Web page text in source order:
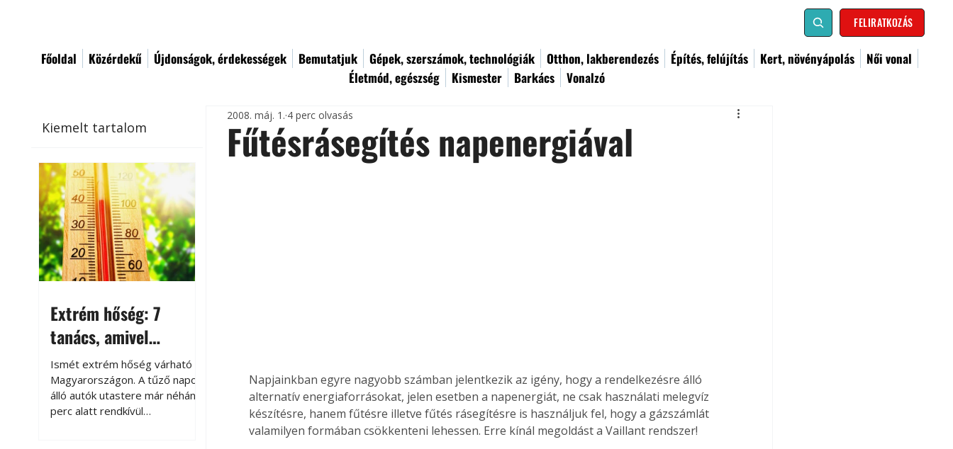
FELIRATKOZÁS
Főoldal Közérdekű Újdonságok, érdekességek Bemutatjuk Gépek, szerszámok, technológiák Otthon, lakberendezés Építés, felújítás Kert, növényápolás
Női vonal
Életmód, egészség
Kismester Barkács Vonalzó
Kiemelt tartalom
Extrém hőség: 7
tanács, amivel
megóvhatjuk
autónkat a nyári
károktól
Ismét extrém hőség várható
Magyarországon. A tűző napon
álló autók utastere már néhány
perc alatt rendkívül
Fűtésrásegítés napenergiával
2008. máj. 1. 4 perc olvasás
Napjainkban egyre nagyobb számban jelentkezik az igény, hogy a rendelkezésre álló
alternatív energiaforrásokat, jelen esetben a napenergiát, ne csak használati melegvíz
készítésre, hanem fűtésre illetve fűtés rásegítésre is használjuk fel, hogy a gázszámlát
valamilyen formában csökkenteni lehessen. Erre kínál megoldást a Vaillant rendszer!